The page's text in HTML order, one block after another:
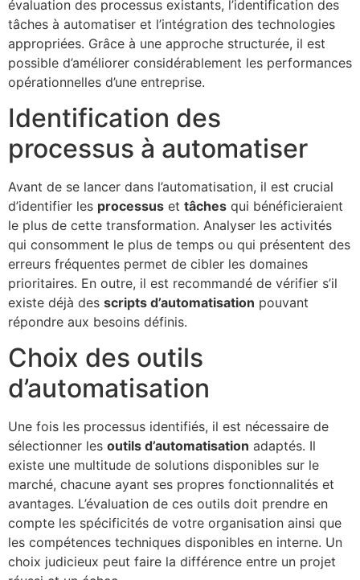
évaluation des processus existants, l’identification des
tâches à automatiser et l’intégration des technologies
appropriées. Grâce à une approche structurée, il est
possible d’améliorer considérablement les performances
opérationnelles d’une entreprise.
Identification des
processus à automatiser
Avant de se lancer dans l’automatisation, il est crucial
d’identifier les processus et tâches qui bénéficieraient
le plus de cette transformation. Analyser les activités
qui consomment le plus de temps ou qui présentent des
erreurs fréquentes permet de cibler les domaines
prioritaires. En outre, il est recommandé de vérifier s’il
existe déjà des scripts d’automatisation pouvant
répondre aux besoins définis.
Choix des outils
d’automatisation
Une fois les processus identifiés, il est nécessaire de
sélectionner les outils d’automatisation adaptés. Il
existe une multitude de solutions disponibles sur le
marché, chacune ayant ses propres fonctionnalités et
avantages. L’évaluation de ces outils doit prendre en
compte les spécificités de votre organisation ainsi que
les compétences techniques disponibles en interne. Un
choix judicieux peut faire la différence entre un projet